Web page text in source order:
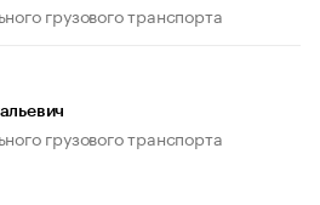
грузового транспорта
грузового транспорта